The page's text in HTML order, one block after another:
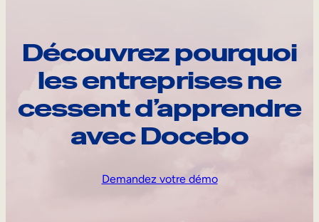
Découvrez pourquoi
les entreprises ne
cessent d’apprendre
avec Docebo
Demandez votre démo